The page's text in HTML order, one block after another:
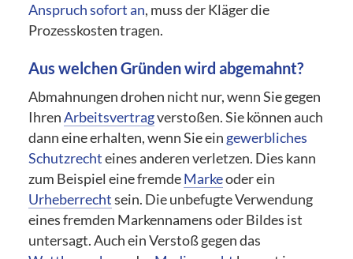
Anspruch sofort an, muss der Kläger die
Prozesskosten tragen.
Aus welchen Gründen wird abgemahnt?
Abmahnungen drohen nicht nur, wenn Sie gegen
IhrenArbeitsvertragverstoßen. Sie können auch
dann eine erhalten, wenn Sie ein gewerbliches
Schutzrechteines anderen verletzen. Dies kann
zum Beispiel eine fremdeMarkeoder ein
Urheberrechtsein. Die unbefugte Verwendung
eines fremden Markennamens oder Bildes ist
untersagt. Auch ein Verstoß gegen das